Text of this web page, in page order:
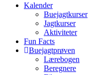
Kalender
Buejagtkurser
Jagtkurser
Aktiviteter
Fun Facts
Buejagtprøven
Lærebogen
Beregnere